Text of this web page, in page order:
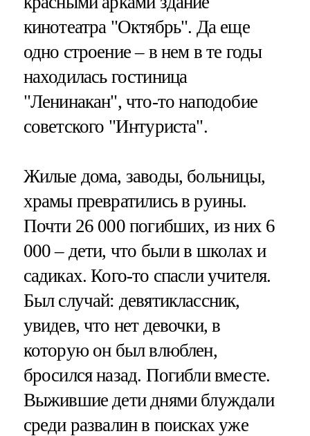
кинотеатра "Октябрь". Да еще
одно строение – в нем в те годы
находилась гостиница
"Ленинакан", что-то наподобие
советского "Интуриста".
Жилые дома, заводы, больницы,
храмы превратились в руины.
Почти 26 000 погибших, из них 6
000 – дети, что были в школах и
садиках. Кого-то спасли учителя.
Был случай: девятиклассник,
увидев, что нет девочки, в
которую он был влюблен,
бросился назад. Погибли вместе.
Выжившие дети днями блуждали
среди развалин в поисках уже